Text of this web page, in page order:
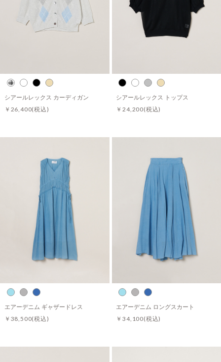
シアールレックス カーディガン
￥26,400(税込)
シアールレックス トップス
￥24,200(税込)
エアーデニム ギャザードレス
￥38,500(税込)
エアーデニム ロングスカート
￥34,100(税込)